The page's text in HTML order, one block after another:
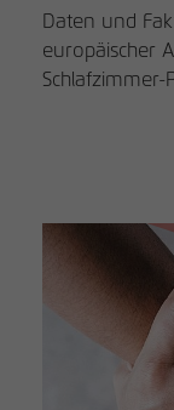
Daten und
europäischer